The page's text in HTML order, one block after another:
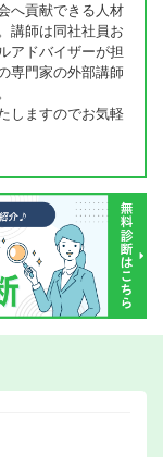
へ貢献できる人材
講師は同社社員お
アドバイザーが担
専門家の外部講師
しますのでお気軽